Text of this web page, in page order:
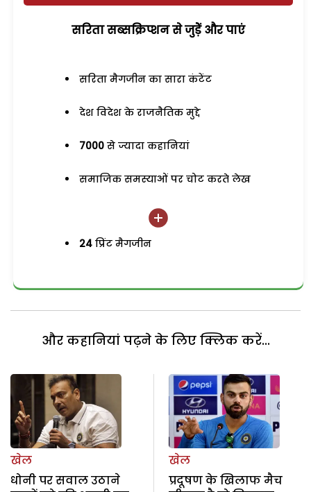
सरिता सब्सक्रिप्शन से जुड़ेें और पाएं
सरिता मैगजीन का सारा कंटेंट
देश विदेश के राजनैतिक मुद्दे
7000 से ज्यादा कहानियां
समाजिक समस्याओं पर चोट करते लेख
24 प्रिंट मैगजीन
और कहानियां पढ़ने के लिए क्लिक करें...
खेल
धोनी पर सवाल उठाने
खेल
प्रदूषण के खिलाफ मैच